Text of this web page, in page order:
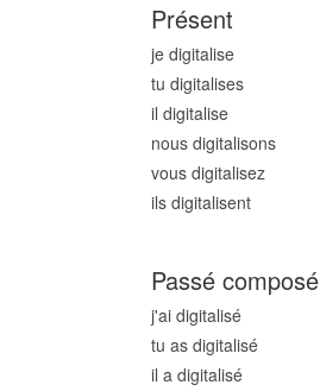
Présent
je digitalise
tu digitalises
il digitalise
nous digitalisons
vous digitalisez
ils digitalisent
Passé composé
j'ai digitalisé
tu as digitalisé
il a digitalisé